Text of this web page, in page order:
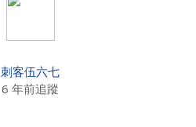
刺客伍六七
6 年前追蹤